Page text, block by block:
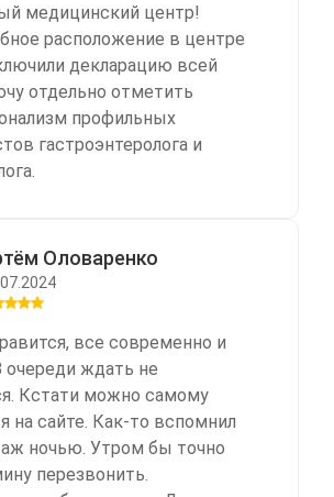
даже желание уйти . Но
доктор Гетта Марина
как и прошлый раз
грамотная,
И очень
получается, что из-за
ресепшене портится
медицинский центр!
расположение в центре
декларацию всей
отдельно отметить
профильных
гастроэнтеролога и
Оловаренко
все современно и
очереди ждать не
Кстати можно самому
на сайте. Как-то вспомнил
аж ночью. Утром бы точно
перезвонить.